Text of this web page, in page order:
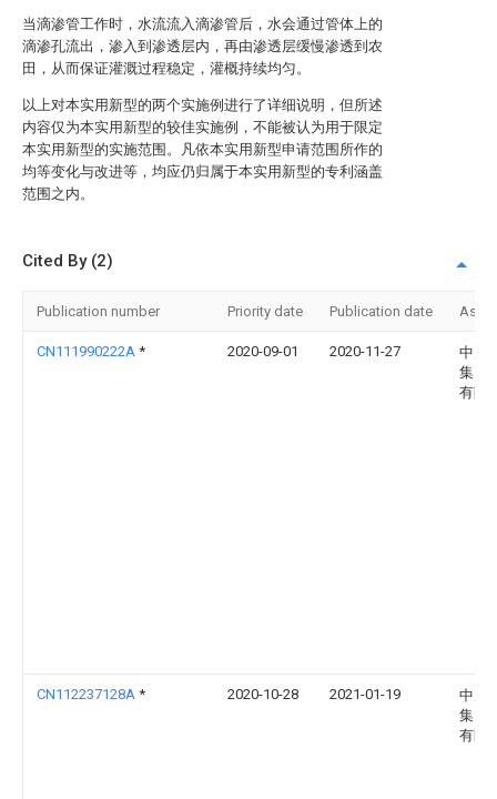
当滴渗管工作时，水流流入滴渗管后，水会通过管体上的
滴渗孔流出，渗入到渗透层内，再由渗透层缓慢渗透到农
田，从而保证灌溉过程稳定，灌概持续均匀。
以上对本实用新型的两个实施例进行了详细说明，但所述
内容仅为本实用新型的较佳实施例，不能被认为用于限定
本实用新型的实施范围。凡依本实用新型申请范围所作的
均等变化与改进等，均应仍归属于本实用新型的专利涵盖
范围之内。
Cited By (2)
Publication number Priority date Publication date
CN111990222A * 2020-09-01 2020-11-27
中冶
集团
有限
CN112237128A * 2020-10-28 2021-01-19
中冶
集团
有限